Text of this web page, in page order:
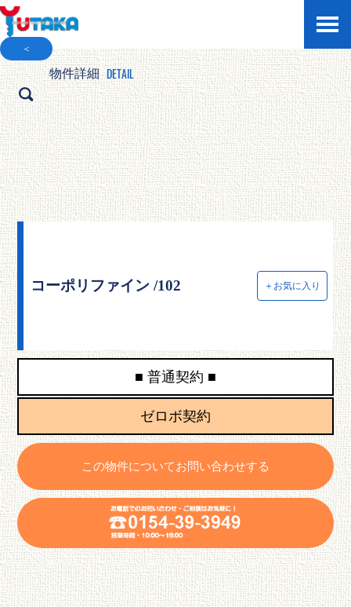
＜
物件詳細 DETAIL
コーポリファイン /102 ＋お気に入り
■ 普通契約 ■
ゼロボ契約
この物件についてお問い合わせする